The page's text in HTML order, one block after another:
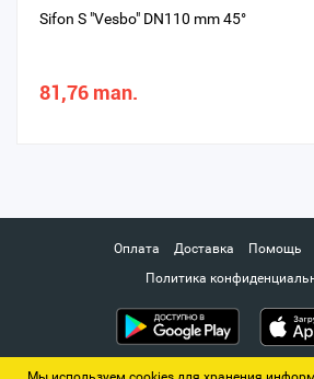
Sifon S "Vesbo" DN110 mm 45°
81,76 man.
Оплата Доставка Помощь
Политика